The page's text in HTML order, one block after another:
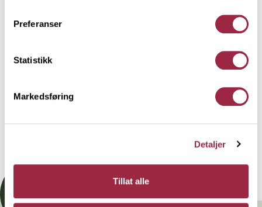
Preferanser
Statistikk
Markedsføring
Detaljer
Tillat alle
underligger.
Behandling
Teknisk informasjon